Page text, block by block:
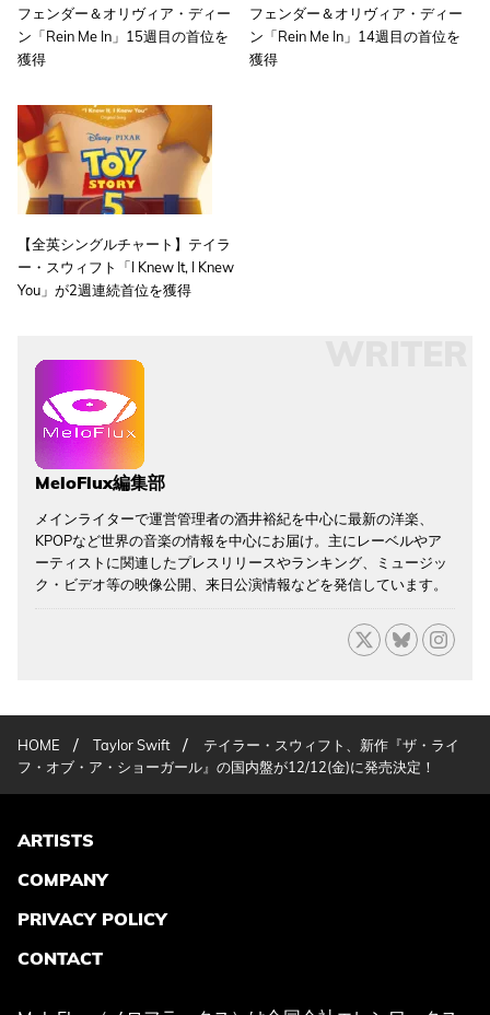
フェンダー＆オリヴィア・ディー
ン「Rein Me In」15週目の首位を
獲得
フェンダー＆オリヴィア・ディー
ン「Rein Me In」14週目の首位を
獲得
【全英シングルチャート】テイラ
ー・スウィフト「I Knew It, I Knew
You」が2週連続首位を獲得
MeloFlux編集部
メインライターで運営管理者の酒井裕紀を中心に最新の洋楽、
KPOPなど世界の音楽の情報を中心にお届け。主にレーベルやア
ーティストに関連したプレスリリースやランキング、ミュージッ
ク・ビデオ等の映像公開、来日公演情報などを発信しています。
HOME / Taylor Swift /
テイラー・スウィフト、新作『ザ・ライ
フ・オブ・ア・ショーガール』の国内盤が12/12(金)に発売決定！
ARTISTS
COMPANY
PRIVACY POLICY
CONTACT